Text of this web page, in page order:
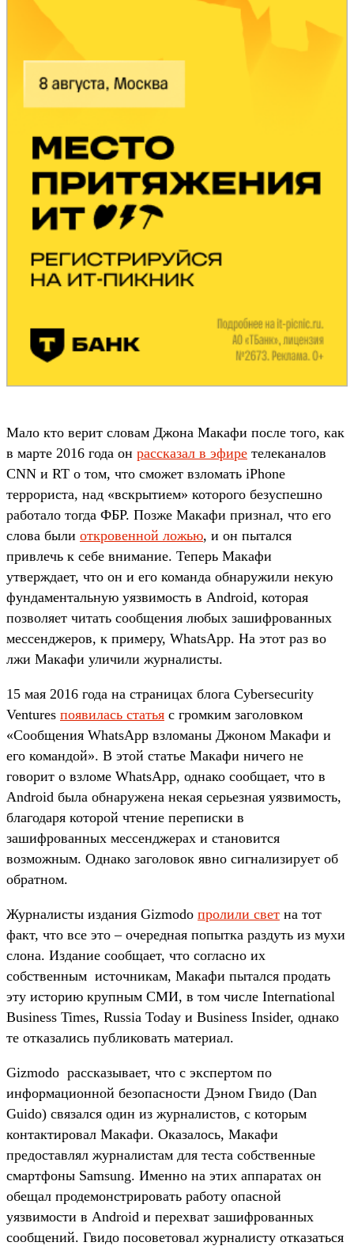
Мало кто верит словам Джона Макафи после того, как
в марте 2016 года он рассказал в эфире телеканалов
CNN и RT о том, что сможет взломать iPhone
террориста, над «вскрытием» которого безуспешно
работало тогда ФБР. Позже Макафи признал, что его
слова были откровенной ложью, и он пытался
привлечь к себе внимание. Теперь Макафи
утверждает, что он и его команда обнаружили некую
фундаментальную уязвимость в Android, которая
позволяет читать сообщения любых зашифрованных
мессенджеров, к примеру, WhatsApp. На этот раз во
лжи Макафи уличили журналисты.
15 мая 2016 года на страницах блога Cybersecurity
Ventures появилась статья с громким заголовком
«Сообщения WhatsApp взломаны Джоном Макафи и
его командой». В этой статье Макафи ничего не
говорит о взломе WhatsApp, однако сообщает, что в
Android была обнаружена некая серьезная уязвимость,
благодаря которой чтение переписки в
зашифрованных мессенджерах и становится
возможным. Однако заголовок явно сигнализирует об
обратном.
Журналисты издания Gizmodo пролили свет на тот
факт, что все это – очередная попытка раздуть из мухи
слона. Издание сообщает, что согласно их
собственным источникам, Макафи пытался продать
эту историю крупным СМИ, в том числе International
Business Times, Russia Today и Business Insider, однако
те отказались публиковать материал.
Gizmodo рассказывает, что с экспертом по
информационной безопасности Дэном Гвидо (Dan
Guido) связался один из журналистов, с которым
контактировал Макафи. Оказалось, Макафи
предоставлял журналистам для теста собственные
смартфоны Samsung. Именно на этих аппаратах он
обещал продемонстрировать работу опасной
уязвимости в Android и перехват зашифрованных
сообщений. Гвидо посоветовал журналисту отказаться